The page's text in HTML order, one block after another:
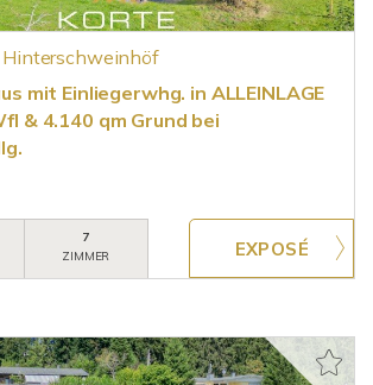
Hinterschweinhöf
mit Einliegerwhg. in ALLEINLAGE
& 4.140 qm Grund bei
7
ZIMMER